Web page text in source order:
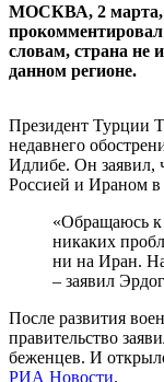
МОСКВА, 2 марта,
словам, страна не
данном регионе.
Президент Турции
недавнего
Идлибе. Он заявил,
Россией и Ираном
«Обращаюсь
никаких
ни на Иран.
– заявил
После развития
правительство
беженцев. И
РИА Новости.